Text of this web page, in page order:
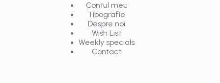
Contul meu
Tipografie
Despre noi
Wish List
Weekly specials
Contact